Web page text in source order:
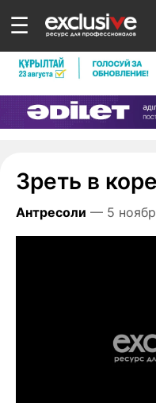
☰
Зреть в
Антресоли — 5